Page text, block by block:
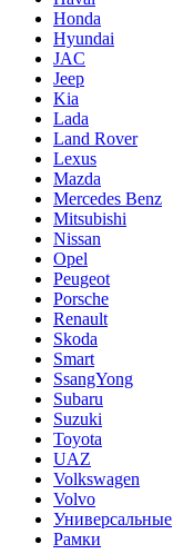
Honda
Hyundai
JAC
Jeep
Kia
Lada
Land Rover
Lexus
Mazda
Mercedes Benz
Mitsubishi
Nissan
Opel
Peugeot
Porsche
Renault
Skoda
Smart
SsangYong
Subaru
Suzuki
Toyota
UAZ
Volkswagen
Volvo
Универсальные
Рамки